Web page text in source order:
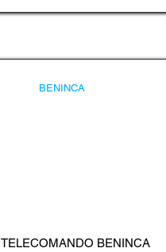
BENINCA
TELECOMANDO BENINCA